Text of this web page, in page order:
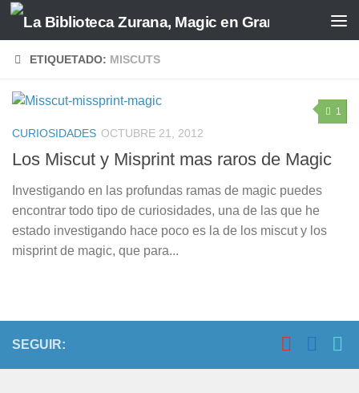
Saltar al contenido
ETIQUETADO: MISCUTS
1
CURIOSIDADES OCTUBRE 21, 2012
Los Miscut y Misprint mas raros de Magic
Investigando en las profundas ramas de magic puedes
encontrar todo tipo de curiosidades, una de las que he
estado investigando hace poco es la de los miscut y los
misprint de magic, que para...
SEGUIR: